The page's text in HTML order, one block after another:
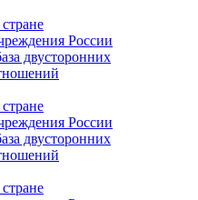
России
двусторонних
России
двусторонних